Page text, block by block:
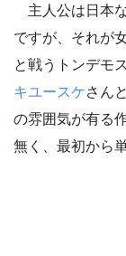
主人公は日本
ですが、それが
と戦うトンデモ
キユースケさん
の雰囲気が有る
無く、最初から